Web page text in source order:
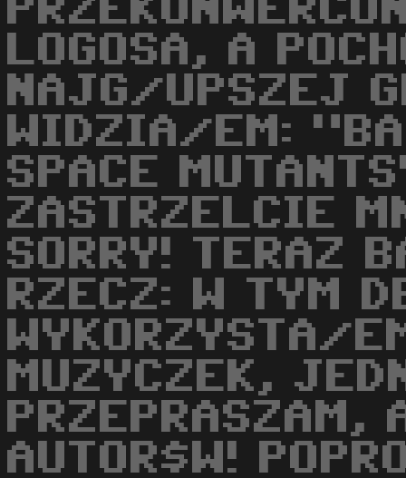
LOGOSA, A
NAJG/UPSZEJ
WIDZIA/EM:
SPACE
ZASTRZELCIE
SORRY! TERAZ
RZECZ: W TYM
WYKORZYSTA/
MUZYCZEK,
PRZEPRASZAM,
AUTOR$W!